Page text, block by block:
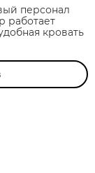
персонал
работает
кровать